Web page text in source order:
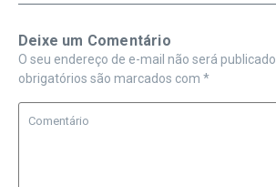
Deixe um Comentário
O seu endereço de e-mail não será publicado.
obrigatórios são marcados com *